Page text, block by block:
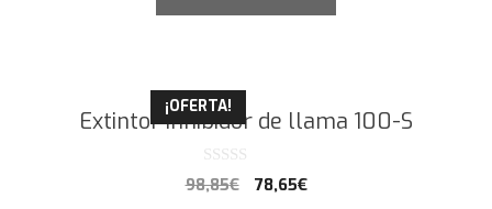
¡OFERTA!
Extintor inhibidor de llama 100-S
0
d
98,85€ 78,65€